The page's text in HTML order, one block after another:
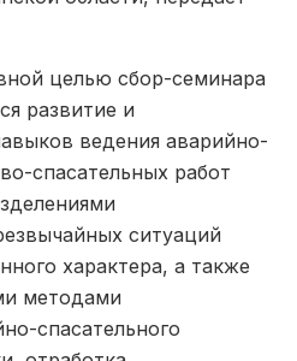
целью сбор-семинара
развитие и
ведения аварийно-
спасательных работ
ситуаций
характера, а также
методами
спасательного